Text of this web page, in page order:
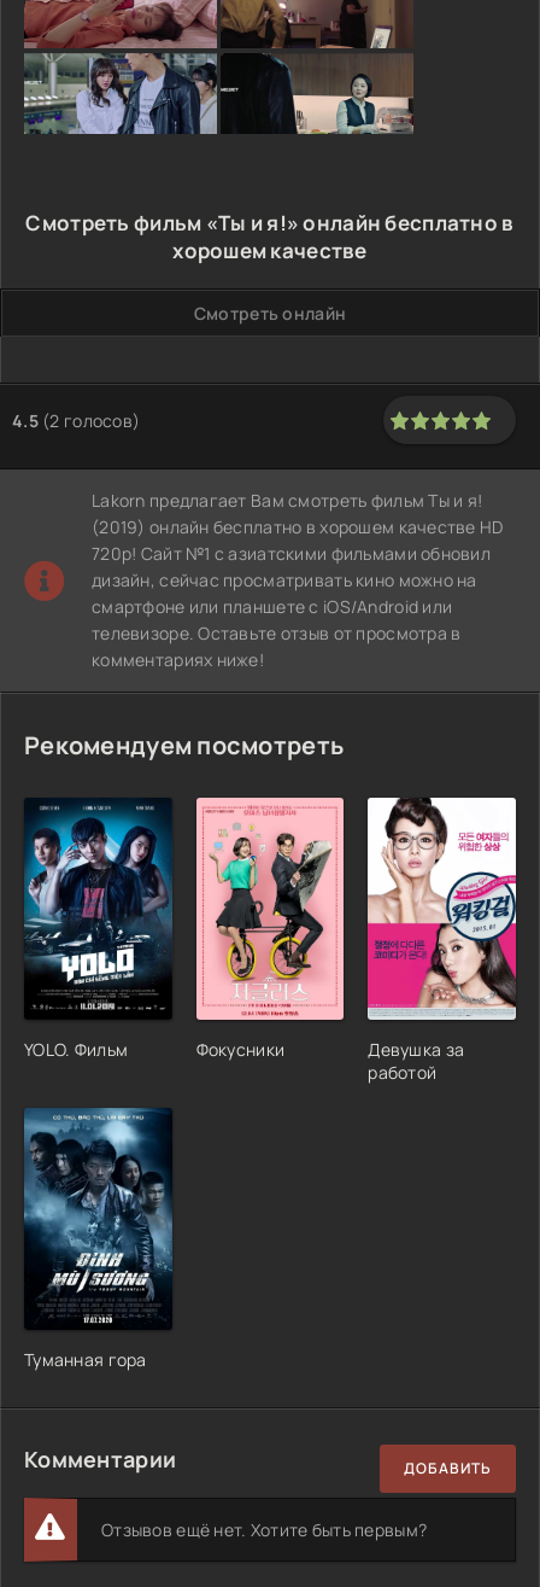
Смотреть фильм «Ты и я!» онлайн бесплатно в
хорошем качестве
Смотреть онлайн
4.5(2 голосов)
Lakorn предлагает Вам смотреть фильм Ты и я!
(2019) онлайн бесплатно в хорошем качестве HD
720p! Сайт №1 с азиатскими фильмами обновил
дизайн, сейчас просматривать кино можно на
смартфоне или планшете с iOS/Android или
телевизоре. Оставьте отзыв от просмотра в
комментариях ниже!
Рекомендуем посмотреть
YOLO. Фильм Фокусники
Девушка за
работой
Туманная гора
Комментарии ДОБАВИТЬ
Отзывов ещё нет. Хотите быть первым?